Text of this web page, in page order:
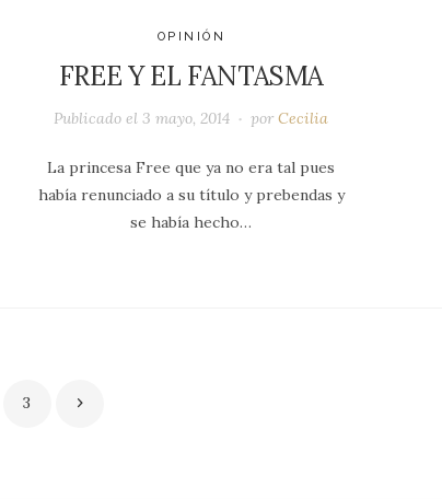
OPINIÓN
FREE Y EL FANTASMA
Publicado el3 mayo, 2014 porCecilia
La princesa Free que ya no era tal pues
había renunciado a su título y prebendas y
se había hecho…
3